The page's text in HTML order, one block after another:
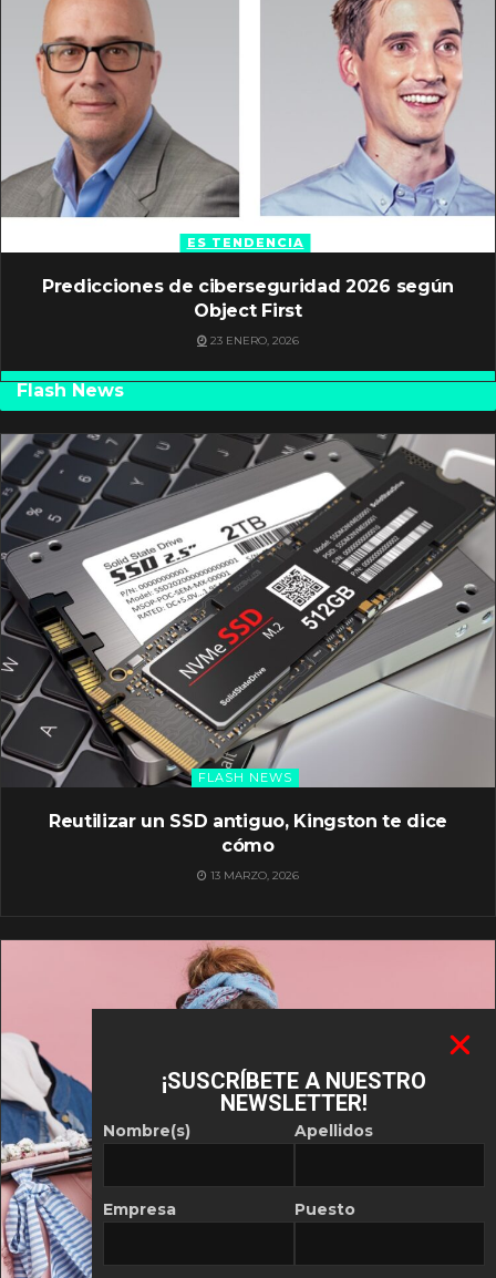
ES TENDENCIA
Predicciones de ciberseguridad 2026 según
Object First
23 ENERO, 2026
Flash News
FLASH NEWS
Reutilizar un SSD antiguo, Kingston te dice
cómo
13 MARZO, 2026
¡SUSCRÍBETE A NUESTRO
NEWSLETTER!
Nombre(s)
Empresa
Apellidos
Puesto